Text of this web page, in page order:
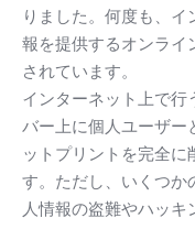
りました。 何度も、イ
報を提供するオンライ
されています。
インターネット上で行
バー上に個人ユーザー
ットプリントを完全に
す。 ただし、いくつか
人情報の盗難やハッキ